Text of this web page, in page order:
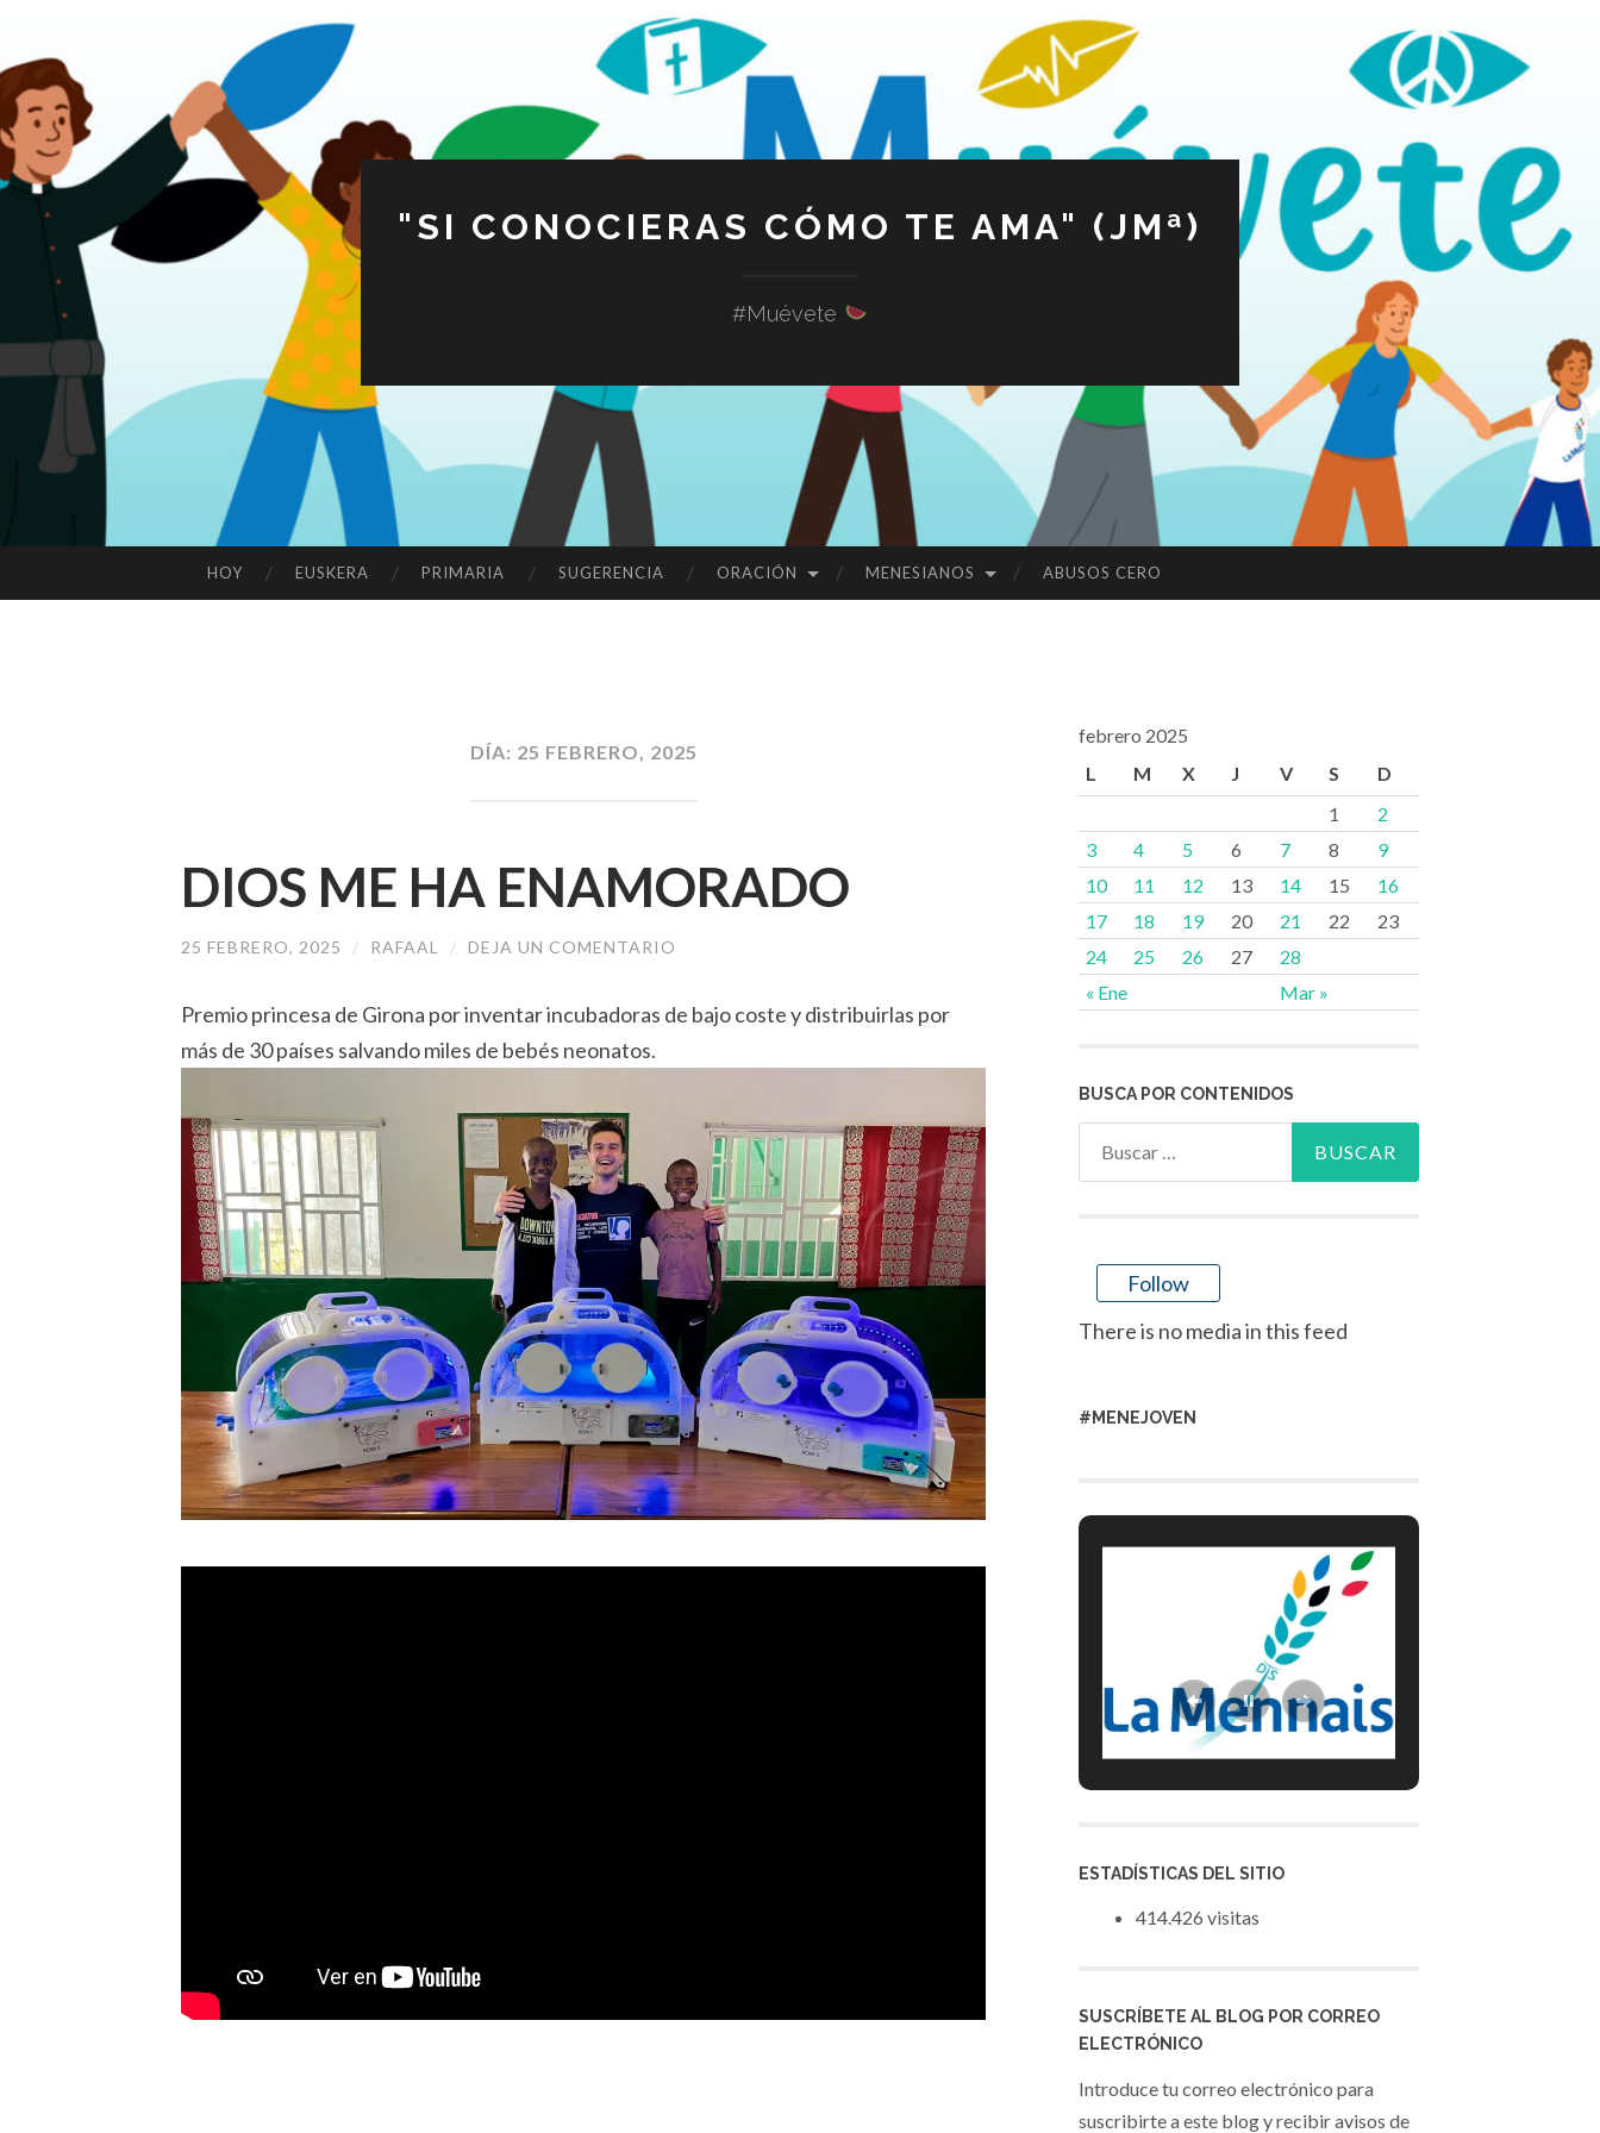
"SI CONOCIERAS CÓMO TE AMA" (JMª)
#Muévete
AL
HOY EUSKERA PRIMARIA SUGERENCIA ORACIÓN MENESIANOS ABUSOS CERO
DÍA: 25 FEBRERO, 2025
DIOS ME HA ENAMORADO
25 FEBRERO, 2025 / RAFAAL / DEJA UN COMENTARIO
Premio princesa de Girona por inventar incubadoras de bajo coste y distribuirlas por
más de 30 países salvando miles de bebés neonatos.
febrero 2025
L
M X J V S D
« Ene Mar »
1
2
3
4 5 6 7 8
9
10
11 12 13 14 15
16
17
18 19 20 21 22
23
24
25 26 27 28
BUSCA POR CONTENIDOS
Follow
There is no media in this feed
#MENEJOVEN
ESTADÍSTICAS DEL SITIO
414.426 visitas
SUSCRÍBETE AL BLOG POR CORREO
ELECTRÓNICO
Introduce tu correo electrónico para
suscribirte a este blog y recibir avisos de